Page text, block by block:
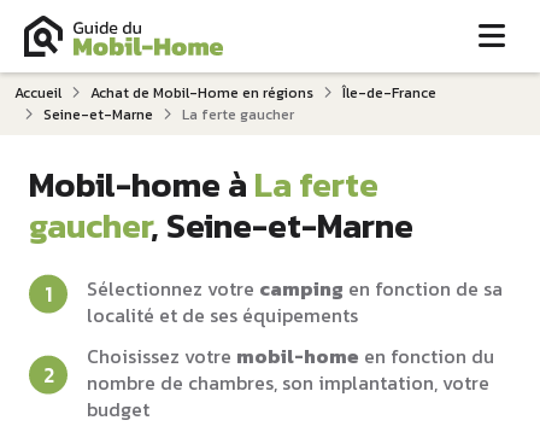
Accueil Achat de Mobil-Home en régions
Île-de-France
Seine-et-Marne
La ferte gaucher
Mobil-home àLa ferte
gaucher, Seine-et-Marne
Sélectionnez votre camping en fonction de sa
localité et de ses équipements
Choisissez votre mobil-home en fonction du
nombre de chambres, son implantation, votre
budget